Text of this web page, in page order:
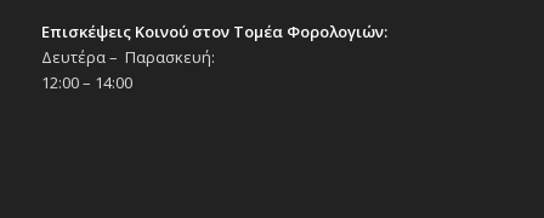
Επισκέψεις Κοινού στον Τομέα Φορολογιών:
Δευτέρα – Παρασκευή:
12:00 – 14:00